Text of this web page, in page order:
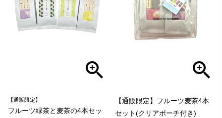
【通販限定】
フルーツ緑茶と麦茶の4本セッ
【通販限定】フルーツ麦茶4本
セット(クリアポーチ付き)